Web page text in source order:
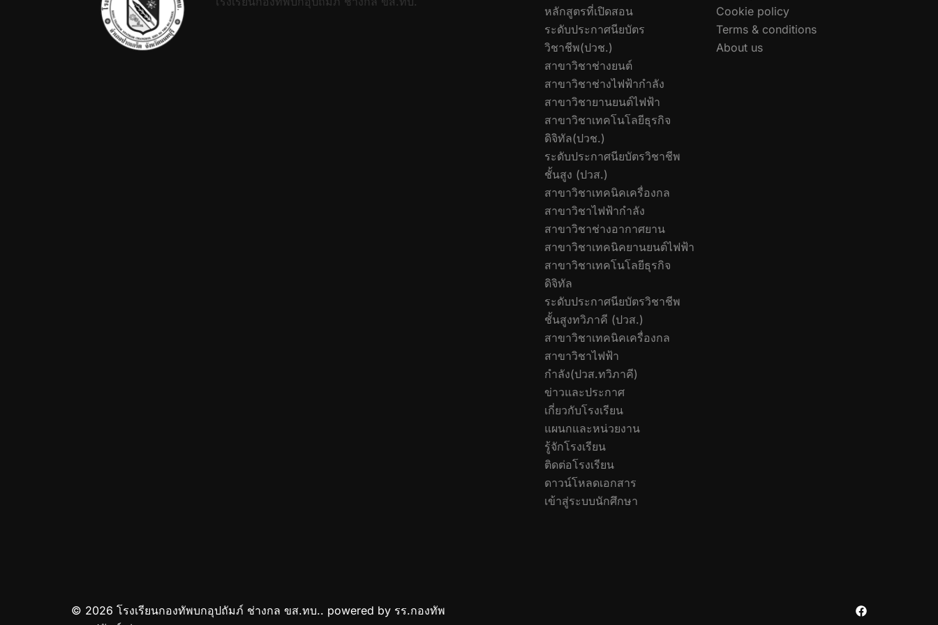
หลักสูตรที่เปิดสอน
ระดับประกาศนียบัตร
วิชาชีพ(ปวช.)
สาขาวิชาช่างยนต์
สาขาวิชาช่างไฟฟ้ากำลัง
สาขาวิชายานยนต์ไฟฟ้า
สาขาวิชาเทคโนโลยีธุรกิจ
ดิจิทัล(ปวช.)
ระดับประกาศนียบัตรวิชาชีพ
ชั้นสูง (ปวส.)
สาขาวิชาเทคนิคเครื่องกล
สาขาวิชาไฟฟ้ากำลัง
สาขาวิชาช่างอากาศยาน
สาขาวิชาเทคนิคยานยนต์ไฟฟ้า
สาขาวิชาเทคโนโลยีธุรกิจ
ดิจิทัล
ระดับประกาศนียบัตรวิชาชีพ
ชั้นสูงทวิภาคี (ปวส.)
สาขาวิชาเทคนิคเครื่องกล
สาขาวิชาไฟฟ้า
กำลัง(ปวส.ทวิภาคี)
ข่าวและประกาศ
เกี่ยวกับโรงเรียน
แผนกและหน่วยงาน
รู้จักโรงเรียน
ติดต่อโรงเรียน
ดาวน์โหลดเอกสาร
เข้าสู่ระบบนักศึกษา
Cookie policy
Terms & conditions
About us
© 2026 โรงเรียนกองทัพบกอุปถัมภ์ ช่างกล ขส.ทบ.. powered by รร.กองทัพ